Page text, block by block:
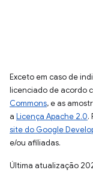
Exceto em caso de
licenciado de acordo
Commons, e as
a Licença Apache 2.0.
site do Google
e/ou afiliadas.
Última atualização